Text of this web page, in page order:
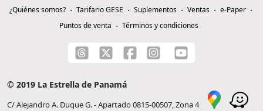
¿Quiénes somos? Tarifario GESE Suplementos Ventas
e-Paper
Puntos de venta
Términos y condiciones
© 2019 La Estrella de Panamá
C/ Alejandro A. Duque G. - Apartado 0815-00507, Zona 4